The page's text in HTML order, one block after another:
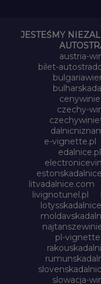
JESTEŚMY
austria-
bilet-
czechy-
e-vignette.pl
edalnice.pl
litvadalnice.com
livignotunel.pl
pl-
slowacja-